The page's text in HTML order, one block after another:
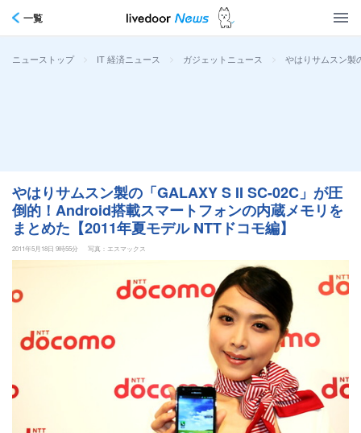
一覧
ニューストップ > IT 経済ニュース > ガジェットニュース > やはりサムスン製
やはりサムスン製の「GALAXY S II SC-02C」が圧
倒的！Android搭載スマートフォンの内蔵メモリを
まとめた【2011年夏モデル NTTドコモ編】
2011年5月18日 9時55分 写真：エスマックス